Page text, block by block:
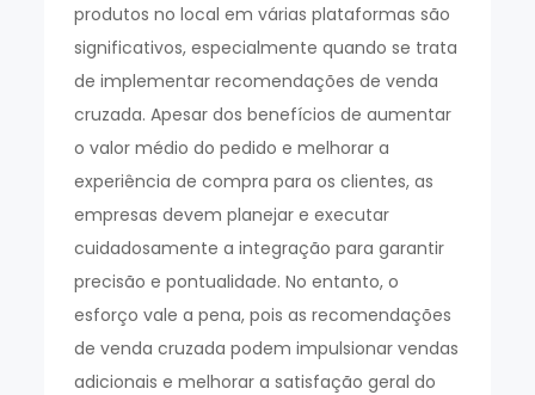
produtos no local em várias plataformas são
significativos, especialmente quando se trata
de implementar recomendações de venda
cruzada. Apesar dos benefícios de aumentar
o valor médio do pedido e melhorar a
experiência de compra para os clientes, as
empresas devem planejar e executar
cuidadosamente a integração para garantir
precisão e pontualidade. No entanto, o
esforço vale a pena, pois as recomendações
de venda cruzada podem impulsionar vendas
adicionais e melhorar a satisfação geral do